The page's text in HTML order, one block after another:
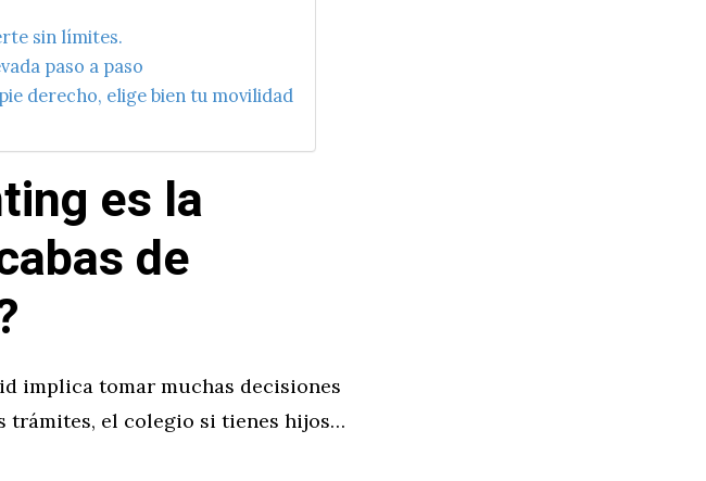
sin límites.
paso a paso
derecho, elige bien tu movilidad
es la
de
implica tomar muchas decisiones
trámites, el colegio si tienes hijos…